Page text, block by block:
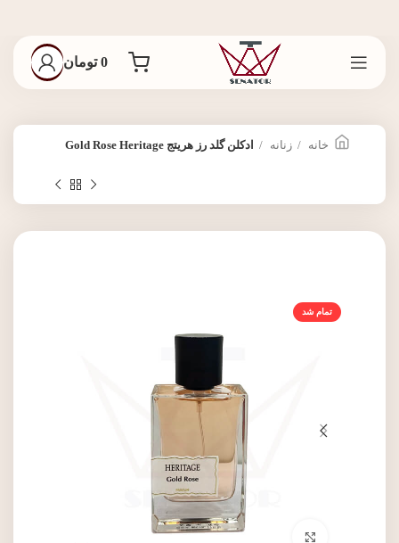
0 تومان
خانه زنانه ادکلن گلد رز هریتج Gold Rose Heritage
تمام شد
برای بزرگنمایی کلیک کنید